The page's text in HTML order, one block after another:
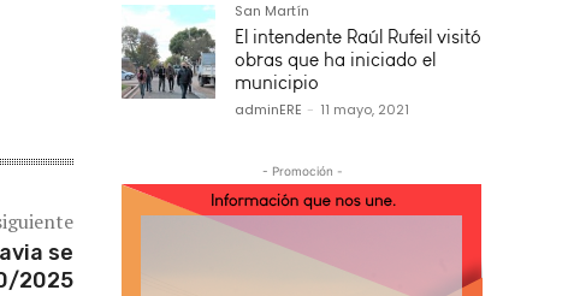
se
2025
San Martín
El intendente Raúl Rufeil visitó
obras que ha iniciado el
municipio
adminERE - 11 mayo, 2021
- Promoción -